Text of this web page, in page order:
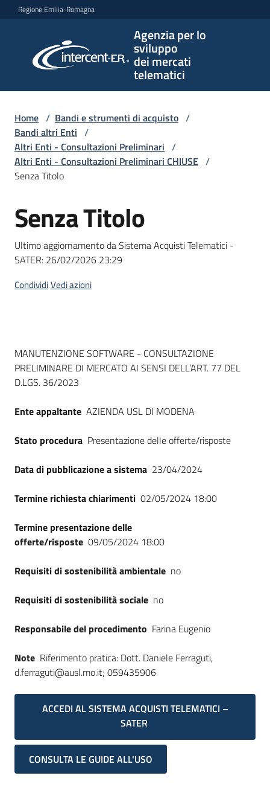
Vai al contenuto
Vai alla navigazione
Vai al footer
Regione Emilia-Romagna
Agenzia per lo
sviluppo
dei mercati
telematici
per lo
sviluppo
telematici
L'Agenzia
Bandi
strumenti
di
acquisto
Piattaforme
telematiche
site
Seguici
su
Home / Bandi e strumenti di acquisto /
Bandi altri Enti /
Altri Enti - Consultazioni Preliminari /
Altri Enti - Consultazioni Preliminari CHIUSE /
Senza Titolo
Salta al contenuto
Senza Titolo
Ultimo aggiornamento da Sistema Acquisti Telematici -
SATER: 26/02/2026 23:29
CondividiVedi azioni
Dati del bando
MANUTENZIONE SOFTWARE - CONSULTAZIONE
PRELIMINARE DI MERCATO AI SENSI DELL’ART. 77 DEL
D.LGS. 36/2023
Ente appaltante AZIENDA USL DI MODENA
Stato procedura Presentazione delle offerte/risposte
Data di pubblicazione a sistema 23/04/2024
Termine richiesta chiarimenti 02/05/2024 18:00
Termine presentazione delle
offerte/risposte 09/05/2024 18:00
Requisiti di sostenibilità ambientale no
Requisiti di sostenibilità sociale no
Responsabile del procedimento Farina Eugenio
Note Riferimento pratica: Dott. Daniele Ferraguti,
d.ferraguti@ausl.mo.it; 059435906
ACCEDI AL SISTEMA ACQUISTI TELEMATICI –
SATER
CONSULTA LE GUIDE ALL'USO